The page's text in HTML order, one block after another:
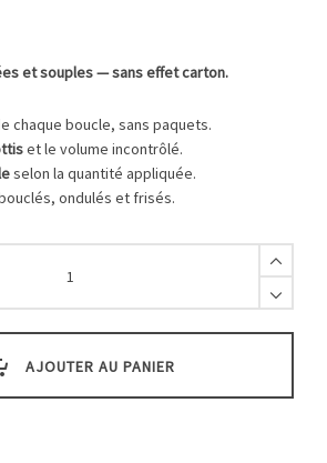
et souples — sans effet carton.
chaque boucle, sans paquets.
et le volume incontrôlé.
selon la quantité appliquée.
ondulés et frisés.
AJOUTER AU PANIER